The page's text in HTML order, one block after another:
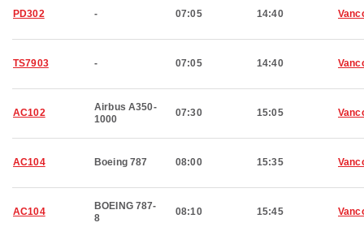
PD302 - 07:05 14:40
TS7903 - 07:05 14:40
AC102
Airbus A350-
1000
07:30 15:05
AC104 Boeing 787 08:00 15:35
AC104
BOEING 787-
8
08:10 15:45